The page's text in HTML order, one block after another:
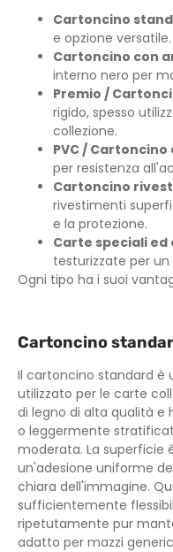
Cartoncino
e opzione versatile.
Cartoncino con
interno nero per
Premio /
rigido, spesso
collezione.
PVC /
per resistenza
Cartoncino
rivestimenti
e la protezione.
Carte speciali ed
testurizzate per
Ogni tipo ha i suoi
Cartoncino
Il cartoncino standard
utilizzato per le carte
di legno di alta qualità e
o leggermente
moderata. La superficie
un'adesione uniforme
chiara dell'immagine.
sufficientemente
ripetutamente pur
adatto per mazzi